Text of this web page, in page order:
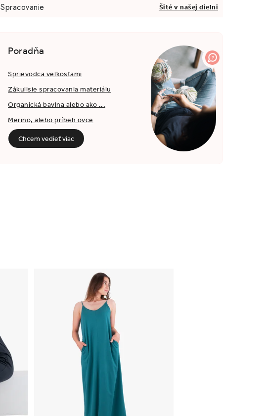
Spracovanie Šité v našej dielni
Poradňa
Sprievodca veľkosťami
Zákulisie spracovania materiálu
Organická bavlna alebo ako ...
Merino, alebo príbeh ovce
Chcem vedieť viac